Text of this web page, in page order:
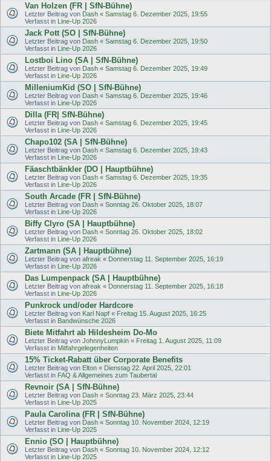
Van Holzen (FR | SfN-Bühne)
Letzter Beitrag von Dash « Samstag 6. Dezember 2025, 19:55
Verfasst in Line-Up 2026
Jack Pott (SO | SfN-Bühne)
Letzter Beitrag von Dash « Samstag 6. Dezember 2025, 19:50
Verfasst in Line-Up 2026
Lostboi Lino (SA | SfN-Bühne)
Letzter Beitrag von Dash « Samstag 6. Dezember 2025, 19:49
Verfasst in Line-Up 2026
MilleniumKid (SO | SfN-Bühne)
Letzter Beitrag von Dash « Samstag 6. Dezember 2025, 19:46
Verfasst in Line-Up 2026
Dilla (FR| SfN-Bühne)
Letzter Beitrag von Dash « Samstag 6. Dezember 2025, 19:45
Verfasst in Line-Up 2026
Chapo102 (SA | SfN-Bühne)
Letzter Beitrag von Dash « Samstag 6. Dezember 2025, 19:43
Verfasst in Line-Up 2026
Fäaschtbänkler (DO | Hauptbühne)
Letzter Beitrag von Dash « Samstag 6. Dezember 2025, 19:35
Verfasst in Line-Up 2026
South Arcade (FR | SfN-Bühne)
Letzter Beitrag von Dash « Sonntag 26. Oktober 2025, 18:07
Verfasst in Line-Up 2026
Biffy Clyro (SA | Hauptbühne)
Letzter Beitrag von Dash « Sonntag 26. Oktober 2025, 18:02
Verfasst in Line-Up 2026
Zartmann (SA | Hauptbühne)
Letzter Beitrag von afreak « Donnerstag 11. September 2025, 16:19
Verfasst in Line-Up 2026
Das Lumpenpack (SA | Hauptbühne)
Letzter Beitrag von afreak « Donnerstag 11. September 2025, 16:18
Verfasst in Line-Up 2026
Punkrock und/oder Hardcore
Letzter Beitrag von Karl Napf « Freitag 15. August 2025, 16:25
Verfasst in Bandwünsche 2026
Biete Mitfahrt ab Hildesheim Do-Mo
Letzter Beitrag von JohnnyLumpkin « Freitag 1. August 2025, 11:09
Verfasst in Mitfahrgelegenheiten
15% Ticket-Rabatt über Corporate Benefits
Letzter Beitrag von Elton « Dienstag 22. April 2025, 22:01
Verfasst in FAQ & Allgemeines zum Taubertal
Revnoir (SA | SfN-Bühne)
Letzter Beitrag von Dash « Sonntag 23. März 2025, 23:44
Verfasst in Line-Up 2025
Paula Carolina (FR | SfN-Bühne)
Letzter Beitrag von Dash « Sonntag 10. November 2024, 12:19
Verfasst in Line-Up 2025
Ennio (SO | Hauptbühne)
Letzter Beitrag von Dash « Sonntag 10. November 2024, 12:12
Verfasst in Line-Up 2025